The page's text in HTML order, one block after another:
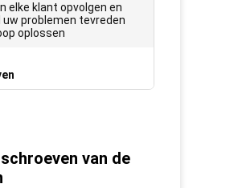
elke klant opvolgen en
uw problemen tevreden
oplossen
van de